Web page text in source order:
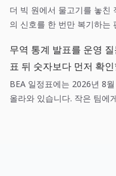
더 빅 원에서 물고기를 놓친
의 신호를 한 번만 복기하는
이 훨씬 선명해집니다.
무역 통계 발표를 운영
표 뒤 숫자보다 먼저 확인
BEA 일정표에는 2026년 8
올라와 있습니다. 작은 팀에